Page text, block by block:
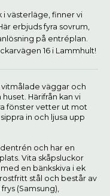
västerläge, finner vi
erbjuds fyra sovrum,
på entréplan.
16 i Lammhult!
vitmålade väggar och
Härifrån kan vi
fönster vetter ut mot
in och ljusa upp
och har en
Vita skåpsluckor
en bänkskiva i ek
stål och består av
(Samsung),